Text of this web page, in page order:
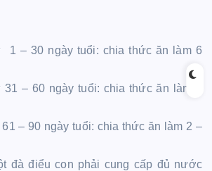
1 – 30 ngày tuổi: chia thức ăn làm 6
– 60 ngày tuổi: chia thức ăn làm 4
– 90 ngày tuổi: chia thức ăn làm 2 –
đà điểu con phải cung cấp đủ nước